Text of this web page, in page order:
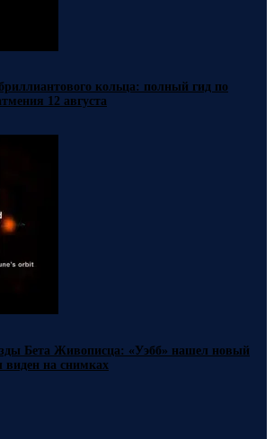
кольца: полный гид по
12 августа
Бета Живописца: «Уэбб» нашел новый
на снимках